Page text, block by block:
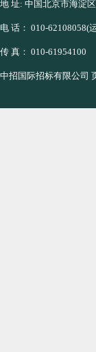
地 址: 中国北京市海淀
电 话： 010-62108058(
传 真： 010-61954100
中招国际招标有限公司